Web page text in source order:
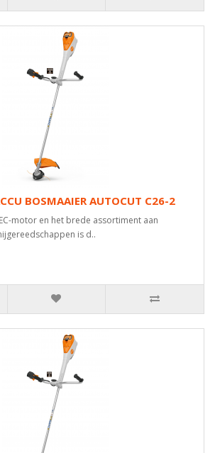
BOSMAAIER AUTOCUT C26-2
motor en het brede assortiment aan
is d..